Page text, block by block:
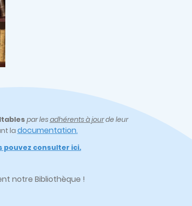
par lesadhérents à jourde leur
la documentation.
pouvez consulter ici.
notre Bibliothèque !